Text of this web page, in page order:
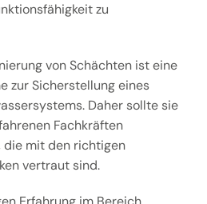
zu
von Schächten ist eine
zur Sicherstellung eines
Daher sollte sie
Fachkräften
mit den richtigen
vertraut sind.